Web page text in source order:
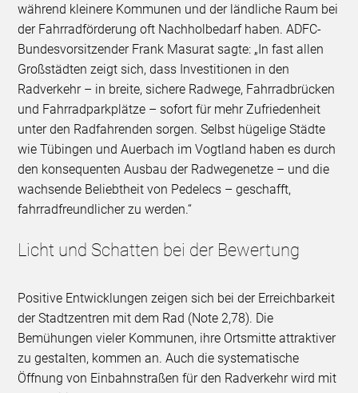
während kleinere Kommunen und der ländliche Raum bei
der Fahrradförderung oft Nachholbedarf haben. ADFC-
Bundesvorsitzender Frank Masurat sagte: „In fast allen
Großstädten zeigt sich, dass Investitionen in den
Radverkehr – in breite, sichere Radwege, Fahrradbrücken
und Fahrradparkplätze – sofort für mehr Zufriedenheit
unter den Radfahrenden sorgen. Selbst hügelige Städte
wie Tübingen und Auerbach im Vogtland haben es durch
den konsequenten Ausbau der Radwegenetze – und die
wachsende Beliebtheit von Pedelecs – geschafft,
fahrradfreundlicher zu werden.“
Licht und Schatten bei der Bewertung
Positive Entwicklungen zeigen sich bei der Erreichbarkeit
der Stadtzentren mit dem Rad (Note 2,78). Die
Bemühungen vieler Kommunen, ihre Ortsmitte attraktiver
zu gestalten, kommen an. Auch die systematische
Öffnung von Einbahnstraßen für den Radverkehr wird mit